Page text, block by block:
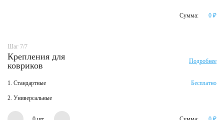
Сумма: 0 ₽
Шаг 7/7
Крепления для
ковриков
Подробнее
1. Стандартные Бесплатно
2. Универсальные